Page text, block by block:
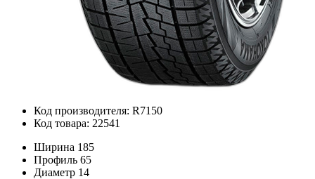
Код производителя: R7150
Код товара: 22541
Ширина 185
Профиль 65
Диаметр 14